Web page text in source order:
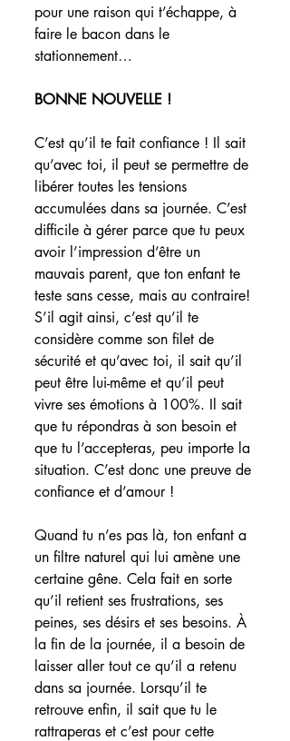
pour une raison qui t’échappe, à
faire le bacon dans le
stationnement…
BONNE NOUVELLE !
C’est qu’il te fait confiance ! Il sait
qu’avec toi, il peut se permettre de
libérer toutes les tensions
accumulées dans sa journée. C’est
difficile à gérer parce que tu peux
avoir l’impression d’être un
mauvais parent, que ton enfant te
teste sans cesse, mais au contraire!
S’il agit ainsi, c’est qu’il te
considère comme son filet de
sécurité et qu’avec toi, il sait qu’il
peut être lui-même et qu’il peut
vivre ses émotions à 100%. Il sait
que tu répondras à son besoin et
que tu l’accepteras, peu importe la
situation. C’est donc une preuve de
confiance et d’amour !
Quand tu n’es pas là, ton enfant a
un filtre naturel qui lui amène une
certaine gêne. Cela fait en sorte
qu’il retient ses frustrations, ses
peines, ses désirs et ses besoins. À
la fin de la journée, il a besoin de
laisser aller tout ce qu’il a retenu
dans sa journée. Lorsqu’il te
retrouve enfin, il sait que tu le
rattraperas et c’est pour cette